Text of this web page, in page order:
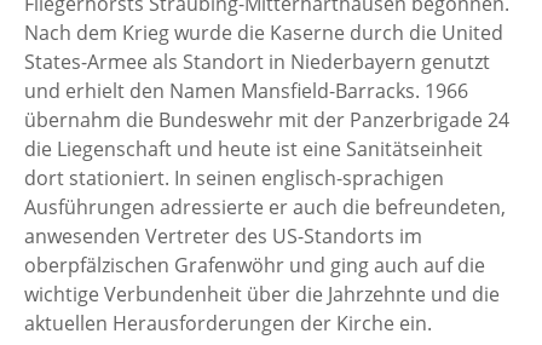
Nach dem Krieg wurde die Kaserne durch die United
States-Armee als Standort in Niederbayern genutzt
und erhielt den Namen Mansfield-Barracks. 1966
übernahm die Bundeswehr mit der Panzerbrigade 24
die Liegenschaft und heute ist eine Sanitätseinheit
dort stationiert. In seinen englisch-sprachigen
Ausführungen adressierte er auch die befreundeten,
anwesenden Vertreter des US-Standorts im
oberpfälzischen Grafenwöhr und ging auch auf die
wichtige Verbundenheit über die Jahrzehnte und die
aktuellen Herausforderungen der Kirche ein.